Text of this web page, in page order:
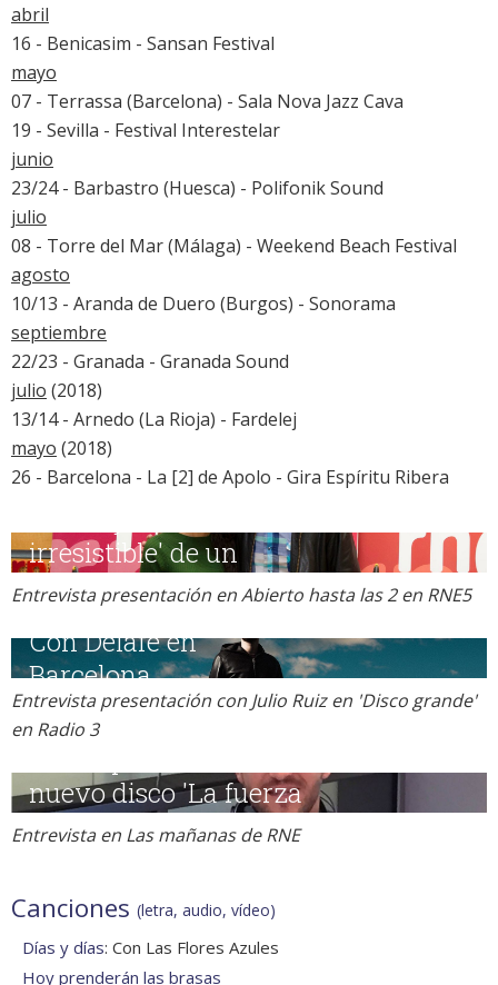
abril
16 - Benicasim - Sansan Festival
mayo
07 - Terrassa (Barcelona) - Sala Nova Jazz Cava
19 - Sevilla - Festival Interestelar
junio
23/24 - Barbastro (Huesca) - Polifonik Sound
julio
08 - Torre del Mar (Málaga) - Weekend Beach Festival
agosto
10/13 - Aranda de Duero (Burgos) - Sonorama
septiembre
22/23 - Granada - Granada Sound
julio (2018)
13/14 - Arnedo (La Rioja) - Fardelej
mayo (2018)
26 - Barcelona - La [2] de Apolo - Gira Espíritu Ribera
Entrevista presentación en Abierto hasta las 2 en RNE5
Entrevista presentación con Julio Ruiz en 'Disco grande'
en Radio 3
Entrevista en Las mañanas de RNE
Canciones (letra, audio, vídeo)
Días y días: Con Las Flores Azules
Hoy prenderán las brasas